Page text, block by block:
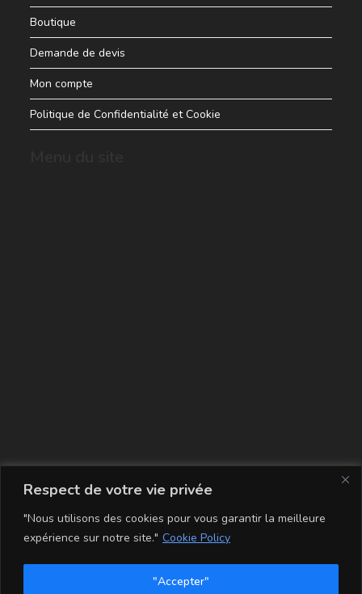
Respect de votre vie privée
"Nous utilisons des cookies pour vous garantir la meilleure
expérience sur notre site." Cookie Policy
"Accepter"
Boutique
Demande de devis
Mon compte
Politique de Confidentialité et Cookie
La carte